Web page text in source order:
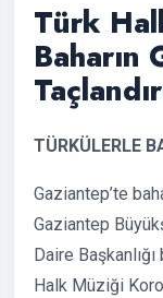
Türk
Baharın
TÜRKÜLERLE
Gaziantep’te
Gaziantep
Daire
Halk Müziği